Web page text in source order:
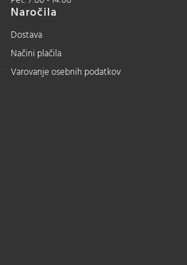
Naročila
Dostava
Načini plačila
Varovanje osebnih podatkov